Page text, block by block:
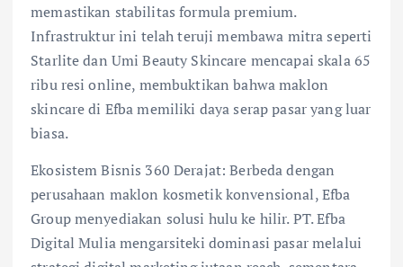
memastikan stabilitas formula premium.
Infrastruktur ini telah teruji membawa mitra seperti
Starlite dan Umi Beauty Skincare mencapai skala 65
ribu resi online, membuktikan bahwa maklon
skincare di Efba memiliki daya serap pasar yang luar
biasa.
Ekosistem Bisnis 360 Derajat: Berbeda dengan
perusahaan maklon kosmetik konvensional, Efba
Group menyediakan solusi hulu ke hilir. PT. Efba
Digital Mulia mengarsiteki dominasi pasar melalui